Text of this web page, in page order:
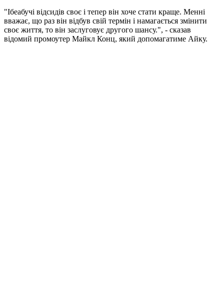
"Ібеабучі відсидів своє і тепер він хоче стати краще. Менні
вважає, що раз він відбув свій термін і намагається змінити
своє життя, то він заслуговує другого шансу.", - сказав
відомий промоутер Майкл Конц, який допомагатиме Айку.